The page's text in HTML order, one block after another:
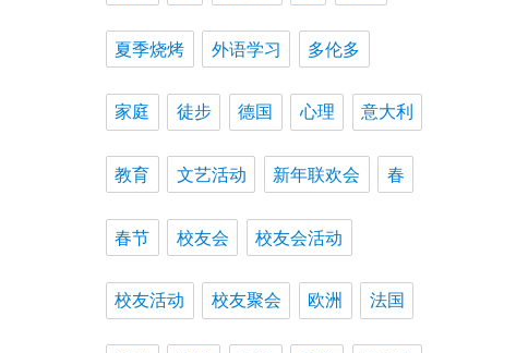
夏季烧烤 外语学习 多伦多
家庭 徒步 德国 心理 意大利
教育 文艺活动 新年联欢会 春
春节 校友会 校友会活动
校友活动 校友聚会 欧洲 法国